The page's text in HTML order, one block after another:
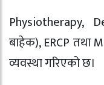
Physiotherapy,
बाहेक), ERCP तथा
व्यवस्था गरिएको छ।